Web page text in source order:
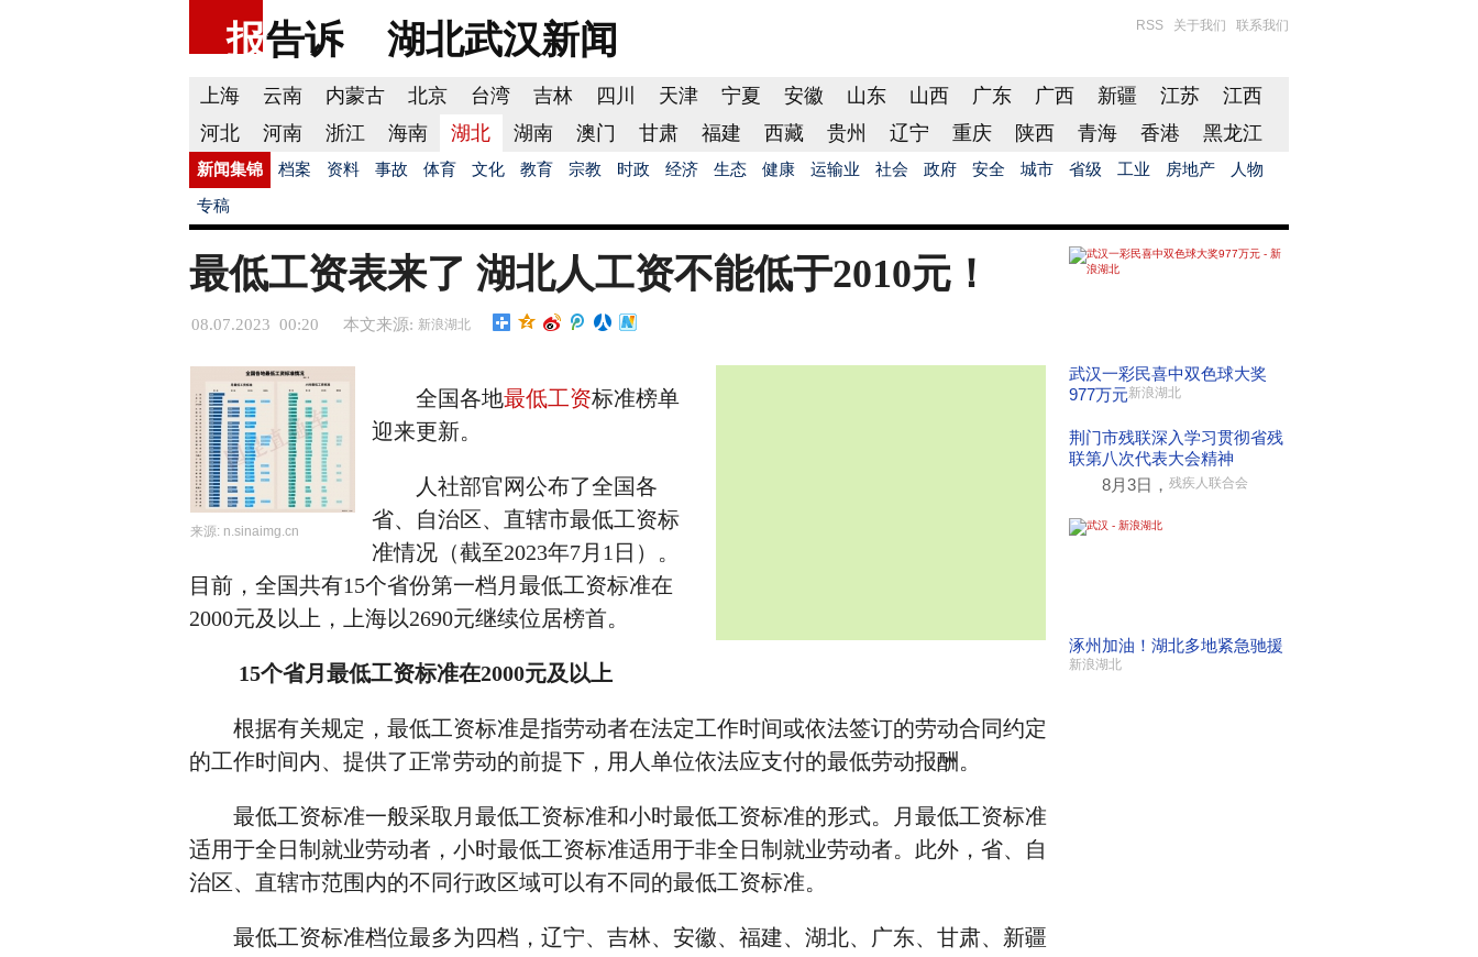
报告诉 湖北武汉新闻 RSS 关于我们 联系我们
上海 云南 内蒙古 北京 台湾 吉林 四川 天津 宁夏 安徽 山东 山西 广东 广西 新疆 江苏
江西
河北
河南 浙江 海南 湖北 湖南 澳门 甘肃 福建 西藏 贵州 辽宁 重庆 陕西 青海 香港 黑龙江
新闻集锦 档案 资料 事故 体育 文化 教育 宗教 时政 经济 生态 健康 运输业 社会 政府 安全 城市 省级 工业 房地产 人物
专稿
最低工资表来了 湖北人工资不能低于2010元！
08.07.2023 00:20 本文来源: 新浪湖北
来源: n.sinaimg.cn
全国各地最低工资标准榜单
迎来更新。
人社部官网公布了全国各
省、自治区、直辖市最低工资标
准情况（截至2023年7月1日）。
目前，全国共有15个省份第一档月最低工资标准在
2000元及以上，上海以2690元继续位居榜首。
15个省月最低工资标准在2000元及以上
根据有关规定，最低工资标准是指劳动者在法定工作时间或依法签订的劳动合同约定
的工作时间内、提供了正常劳动的前提下，用人单位依法应支付的最低劳动报酬。
最低工资标准一般采取月最低工资标准和小时最低工资标准的形式。月最低工资标准
适用于全日制就业劳动者，小时最低工资标准适用于非全日制就业劳动者。此外，省、自
治区、直辖市范围内的不同行政区域可以有不同的最低工资标准。
最低工资标准档位最多为四档，辽宁、吉林、安徽、福建、湖北、广东、甘肃、新疆
武汉一彩民喜中双色球大奖
977万元新浪湖北
荆门市残联深入学习贯彻省残
联第八次代表大会精神
8月3日， 残疾人联合会
涿州加油！湖北多地紧急驰援
新浪湖北